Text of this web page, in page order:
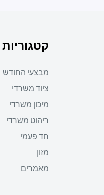
מבצעי החודש
ציוד משרדי
מיכון משרדי
ריהוט משרדי
חד פעמי
מזון
מאמרים